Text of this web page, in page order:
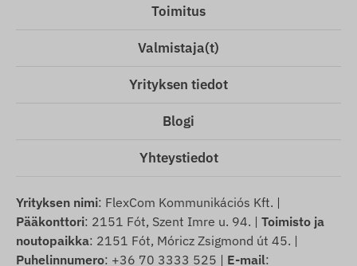
Toimitus
Valmistaja(t)
Yrityksen tiedot
Blogi
Yhteystiedot
Yrityksen nimi: FlexCom Kommunikációs Kft. |
Pääkonttori: 2151 Fót, Szent Imre u. 94. | Toimisto ja
noutopaikka: 2151 Fót, Móricz Zsigmond út 45. |
Puhelinnumero: +36 70 3333 525 | E-mail: